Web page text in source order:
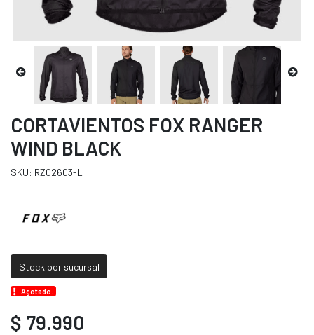
CORTAVIENTOS FOX RANGER
WIND BLACK
SKU: RZ02603-L
Stock por sucursal
Agotado.
$ 79.990